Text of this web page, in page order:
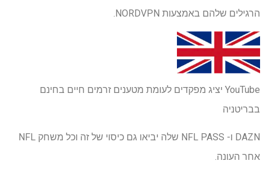
הרגילים שלהם באמצעות NORDVPN.
YouTube יציג מפקדים לעומת מטענים זרמים חיים בחינם
בבריטניה
DAZN ו- NFL PASS שלה יביאו גם כיסוי של זה וכל משחק NFL
אחר העונה.